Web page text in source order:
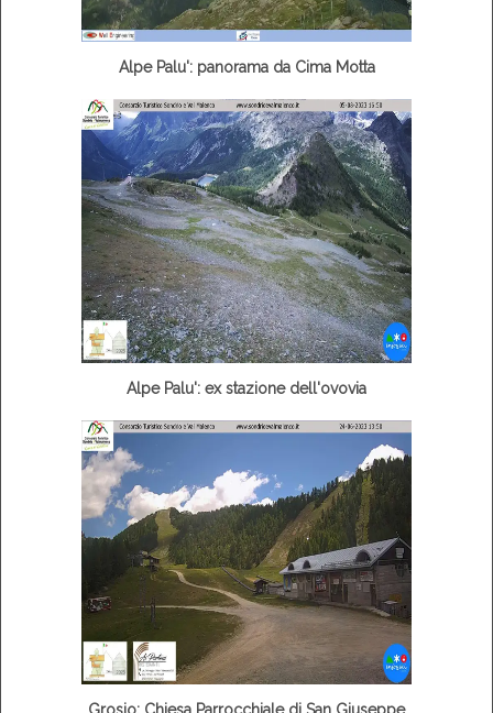
Alpe Palu': panorama da Cima Motta
Alpe Palu': ex stazione dell'ovovia